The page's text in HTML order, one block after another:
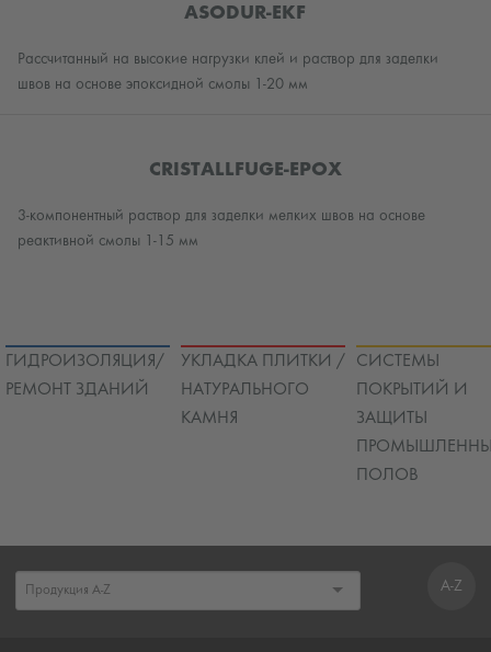
ASODUR-EKF
Рассчитанный на высокие нагрузки клей и раствор для заделки
швов на основе эпоксидной смолы 1-20 мм
CRISTALLFUGE-EPOX
3-компонентный раствор для заделки мелких швов на основе
реактивной смолы 1-15 мм
ГИДРОИЗОЛЯЦИЯ/
РЕМОНТ ЗДАНИЙ
УКЛАДКА ПЛИТКИ /
НАТУРАЛЬНОГО
КАМНЯ
СИСТЕМЫ
ПОКРЫТИЙ И
ЗАЩИТЫ
ПОЛОВ
A-Z